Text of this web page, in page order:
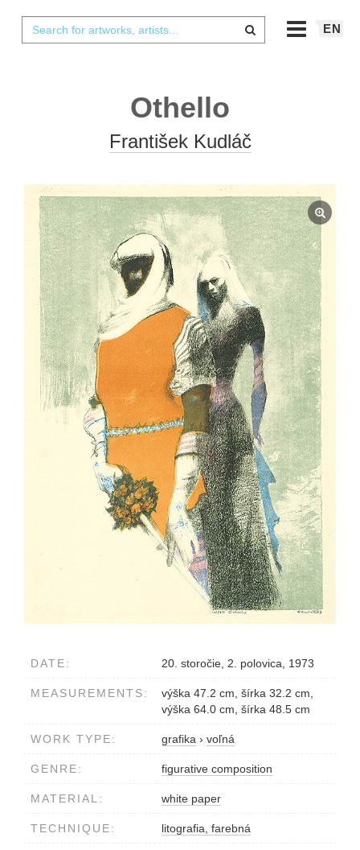
EN
Othello
František Kudláč
DATE: 20. storočie, 2. polovica, 1973
MEASUREMENTS:
výška 47.2 cm, šírka 32.2 cm,
výška 64.0 cm, šírka 48.5 cm
WORK TYPE: grafika › voľná
GENRE: figurative composition
MATERIAL: white paper
TECHNIQUE: litografia, farebná